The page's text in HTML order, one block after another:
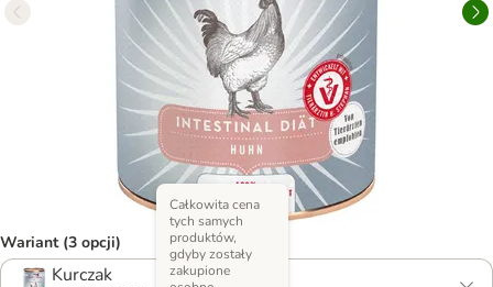
Wariant (3 opcji)
Kurczak
Całkowita cena
tych samych
produktów,
gdyby zostały
zakupione